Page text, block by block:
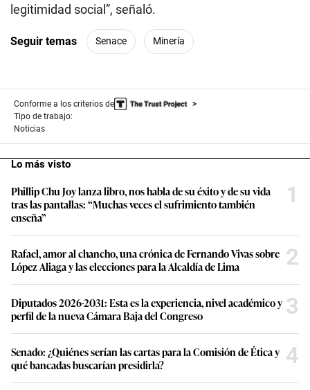
legitimidad social”, señaló.
Seguir temas Senace Minería
Conforme a los criterios de
Tipo de trabajo:
Noticias
Lo más visto
Phillip Chu Joy lanza libro, nos habla de su éxito y de su vida
tras las pantallas: “Muchas veces el sufrimiento también
enseña”
1
Rafael, amor al chancho, una crónica de Fernando Vivas sobre
López Aliaga y las elecciones para la Alcaldía de Lima
2
Diputados 2026-2031: Esta es la experiencia, nivel académico y
perfil de la nueva Cámara Baja del Congreso
3
Senado: ¿Quiénes serían las cartas para la Comisión de Ética y
qué bancadas buscarían presidirla?
4